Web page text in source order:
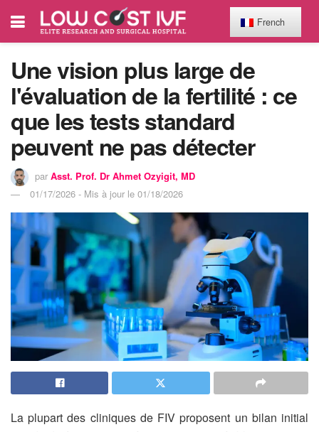
Une vision plus large de
l'évaluation de la fertilité : ce
que les tests standard
peuvent ne pas détecter
par Asst. Prof. Dr Ahmet Ozyigit, MD
01/17/2026 - Mis à jour le 01/18/2026
La plupart des cliniques de FIV proposent un bilan initial
French